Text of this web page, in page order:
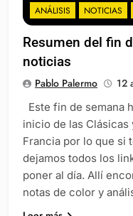
ANÁLISIS NOTICIAS
Resumen del fin
noticias
Pablo Palermo 12
Este fin de semana
inicio de las Clásicas
Francia por lo que si
dejamos todos los
poner al día. Allí
notas de color y